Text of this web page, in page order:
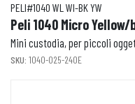
PELI#1040 WL WI-BK YW
Peli 1040 Micro
Mini custodia, per piccoli
SKU: 1040-025-240E